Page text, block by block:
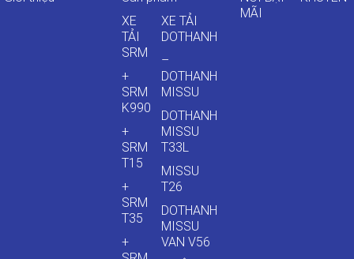
XE
TẢI
SRM
+
SRM
K990
+
SRM
T15
+
SRM
T35
+
XE TẢI
DOTHANH
–
DOTHANH
MISSU
DOTHANH
MISSU
T33L
MISSU
T26
DOTHANH
MISSU
VAN V56
MÃI